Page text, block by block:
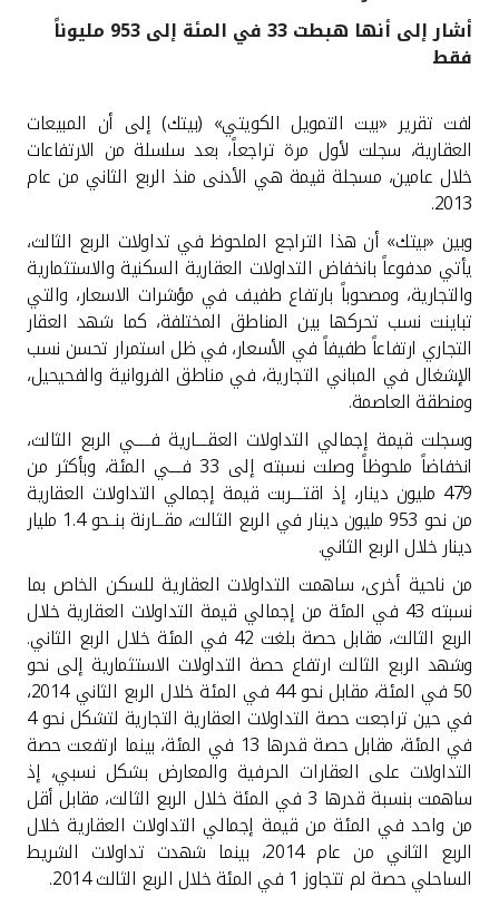
القنوات المصرفية
خدمات ما بعد البيع
اتصل بنا
مواقع الفروع وأجهزة الصرف الآلي
ألمانيا
ماليزيا
تركيا
مصر
المملكة المتحدة
مملكة البحرين
أشار إلى أنها هبطت 33 في المئة إلى 953 مليوناً
فقط
لفت تقرير «بيت التمويل الكويتي» (بيتك) إلى أن المبيعات
العقارية، سجلت لأول مرة تراجعاً، بعد سلسلة من الارتفاعات
خلال عامين، مسجلة قيمة هي الأدنى منذ الربع الثاني من عام
2013
.
وبين «بيتك» أن هذا التراجع الملحوظ في تداولات الربع الثالث،
يأتي مدفوعاً بانخفاض التداولات العقارية السكنية والاستثمارية
والتجارية، ومصحوباً بارتفاع طفيف في مؤشرات الاسعار، والتي
تباينت نسب تحركها بين المناطق المختلفة، كما شهد العقار
التجاري ارتفاعاً طفيفاً في الأسعار، في ظل استمرار تحسن نسب
الإشغال في المباني التجارية، في مناطق الفروانية والفحيحيل،
ومنطقة العاصمة.
وسجلت قيمة إجمالي التداولات العقــــارية فـــــي الربع الثالث،
انخفاضاً ملحوظاً وصلت نسبته إلى 33 فــــي المئة، وبأكثر من
479 مليون دينار، إذ اقتــــربت قيمة إجمالي التداولات العقارية
من نحو 953 مليون دينار في الربع الثالث، مقـــارنة بنــحو 1.4 مليار
دينار خلال الربع الثاني.
من ناحية أخرى، ساهمت التداولات العقارية للسكن الخاص بما
نسبته 43 في المئة من إجمالي قيمة التداولات العقارية خلال
الربع الثالث، مقابل حصة بلغت 42 في المئة خلال الربع الثاني.
وشهد الربع الثالث ارتفاع حصة التداولات الاستثمارية إلى نحو
50 في المئة، مقابل نحو 44 في المئة خلال الربع الثاني 2014،
في حين تراجعت حصة التداولات العقارية التجارية لتشكل نحو 4
في المئة، مقابل حصة قدرها 13 في المئة، بينما ارتفعت حصة
التداولات على العقارات الحرفية والمعارض بشكل نسبي، إذ
ساهمت بنسبة قدرها 3 في المئة خلال الربع الثالث، مقابل أقل
من واحد في المئة من قيمة إجمالي التداولات العقارية خلال
الربع الثاني من عام 2014، بينما شهدت تداولات الشريط
الساحلي حصة لم تتجاوز 1 في المئة خلال الربع الثالث 2014
.